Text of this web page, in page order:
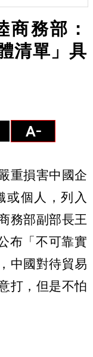
商務部：
清單」具
重損害中國企
或個人，列入
務部副部長王
布「不可靠實
中國對待貿易
打，但是不怕